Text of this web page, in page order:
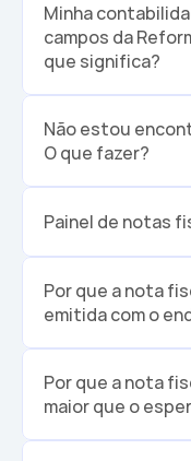
Minha
campos da
que significa?
Não estou
O que fazer?
Painel de notas
Por que a nota
emitida com o
Por que a nota
maior que o